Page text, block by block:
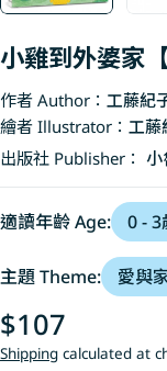
小雞到外婆家
作者 Author： 工藤紀
繪者 Illustrator： 工藤
出版社 Publisher： 小
適讀年齡 Age: 0 - 3
主題 Theme: 愛與
Regular
price
$107
Shipping calculated at